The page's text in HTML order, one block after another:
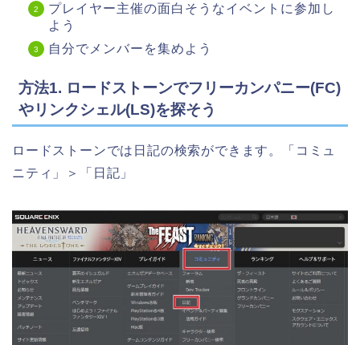
プレイヤー主催の面白そうなイベントに参加し
よう
自分でメンバーを集めよう
方法1. ロードストーンでフリーカンパニー(FC)
やリンクシェル(LS)を探そう
ロードストーンでは日記の検索ができます。「コミュ
ニティ」＞「日記」